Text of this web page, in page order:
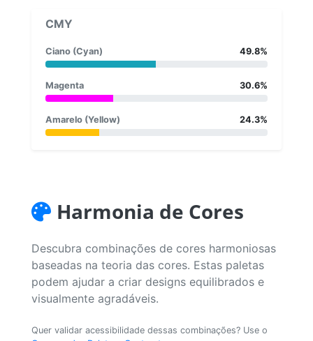
CMY
Ciano (Cyan) 49.8%
Magenta 30.6%
Amarelo (Yellow) 24.3%
Harmonia de Cores
Descubra combinações de cores harmoniosas
baseadas na teoria das cores. Estas paletas
podem ajudar a criar designs equilibrados e
visualmente agradáveis.
Quer validar acessibilidade dessas combinações? Use o